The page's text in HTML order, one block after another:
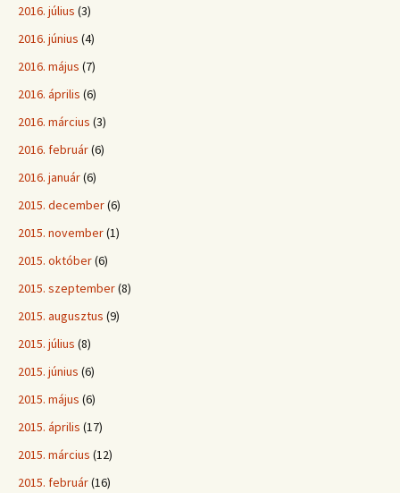
2016. július (3)
2016. június (4)
2016. május (7)
2016. április (6)
2016. március (3)
2016. február(6)
2016. január(6)
2015. december(6)
2015. november(1)
2015. október(6)
2015. szeptember(8)
2015. augusztus (9)
2015. július (8)
2015. június (6)
2015. május (6)
2015. április (17)
2015. március (12)
2015. február(16)